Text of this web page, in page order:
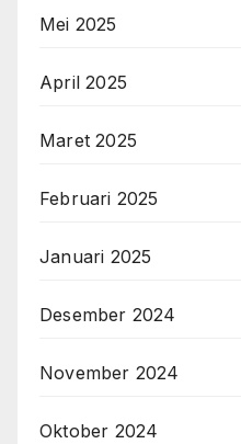
Mei 2025
April 2025
Maret 2025
Februari 2025
Januari 2025
Desember 2024
November 2024
Oktober 2024